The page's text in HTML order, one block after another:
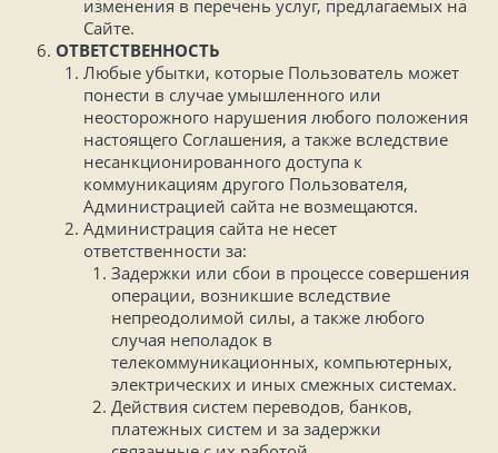
изменения в перечень услуг, предлагаемых на
Сайте.
ОТВЕТСТВЕННОСТЬ
Любые убытки, которые Пользователь может
понести в случае умышленного или
неосторожного нарушения любого положения
настоящего Соглашения, а также вследствие
несанкционированного доступа к
коммуникациям другого Пользователя,
Администрацией сайта не возмещаются.
Администрация сайта не несет
ответственности за:
Задержки или сбои в процессе совершения
операции, возникшие вследствие
непреодолимой силы, а также любого
случая неполадок в
телекоммуникационных, компьютерных,
электрических и иных смежных системах.
Действия систем переводов, банков,
платежных систем и за задержки